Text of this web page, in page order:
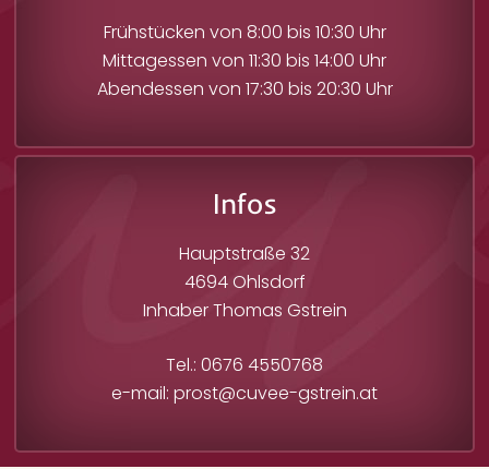
Frühstücken von 8:00 bis 10:30 Uhr
Mittagessen von 11:30 bis 14:00 Uhr
Abendessen von 17:30 bis 20:30 Uhr
Infos
Hauptstraße 32
4694 Ohlsdorf
Inhaber Thomas Gstrein
Tel.: 0676 4550768
e-mail: prost@cuvee-gstrein.at